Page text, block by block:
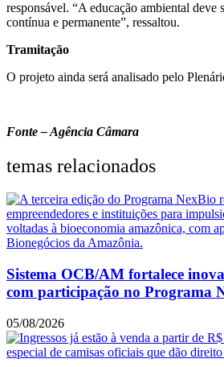
responsável. “A educação ambiental deve
contínua e permanente”, ressaltou.
Tramitação
O projeto ainda será analisado pelo
Fonte – Agência Câmara
temas relacionados
Sistema OCB/AM fortalece
com participação no Programa
05/08/2026